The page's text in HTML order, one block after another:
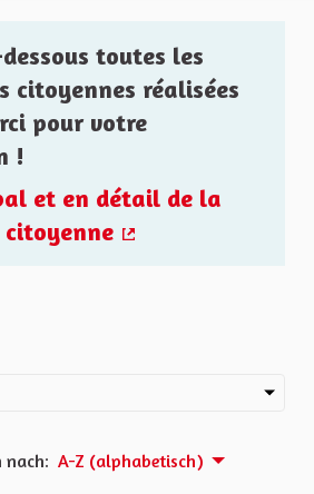
toutes les
citoyennes réalisées
pour votre
!
et en détail de la
nach: A-Z (alphabetisch)